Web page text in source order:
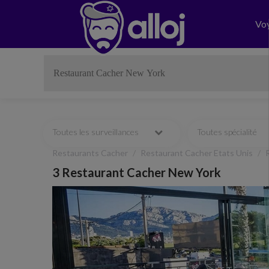
Toutes les surveillances Toutes spécialité
Restaurants Cacher Restaurant Cacher Etats Unis
3 Restaurant Cacher New York
Previous